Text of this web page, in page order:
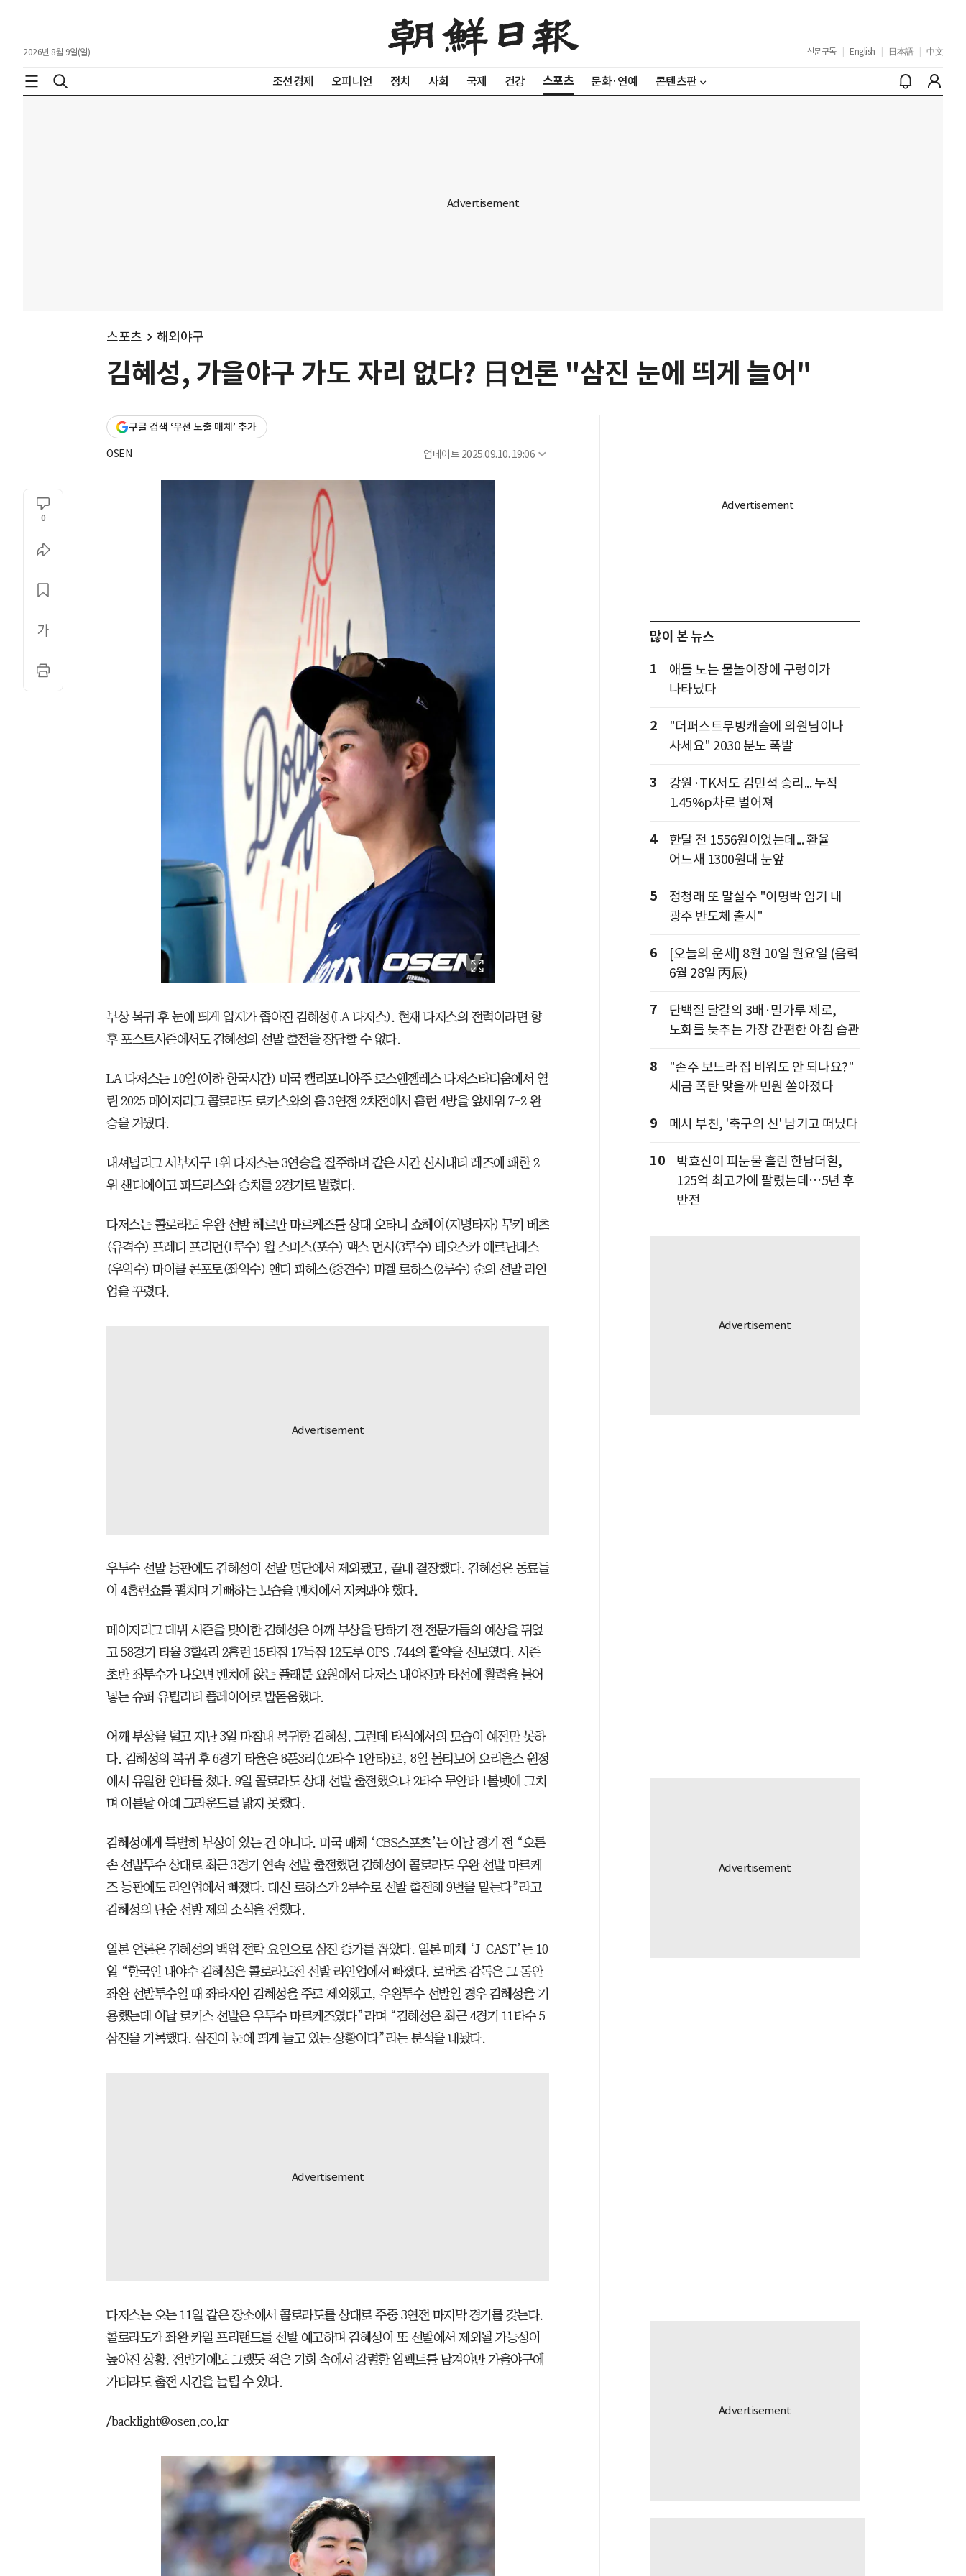
2026년 8월 9일(일) 신문구독 English 日本語 中文
조선경제 오피니언 정치 사회 국제 건강 스포츠 문화·연예 콘텐츠판
스포츠 해외야구
김혜성, 가을야구 가도 자리 없다? 日언론 "삼진 눈에 띄게 늘어"
구글 검색 ‘우선 노출 매체’ 추가
OSEN 업데이트 2025.09.10. 19:06
0
부상 복귀 후 눈에 띄게 입지가 좁아진 김혜성(LA 다저스). 현재 다저스의 전력이라면 향
후 포스트시즌에서도 김혜성의 선발 출전을 장담할 수 없다.
LA 다저스는 10일(이하 한국시간) 미국 캘리포니아주 로스앤젤레스 다저스타디움에서 열
린 2025 메이저리그 콜로라도 로키스와의 홈 3연전 2차전에서 홈런 4방을 앞세워 7-2 완
승을 거뒀다.
내셔널리그 서부지구 1위 다저스는 3연승을 질주하며 같은 시간 신시내티 레즈에 패한 2
위 샌디에이고 파드리스와 승차를 2경기로 벌렸다.
다저스는 콜로라도 우완 선발 헤르만 마르케즈를 상대 오타니 쇼헤이(지명타자) 무키 베츠
(유격수) 프레디 프리먼(1루수) 윌 스미스(포수) 맥스 먼시(3루수) 테오스카 에르난데스
(우익수) 마이클 콘포토(좌익수) 앤디 파헤스(중견수) 미겔 로하스(2루수) 순의 선발 라인
업을 꾸렸다.
우투수 선발 등판에도 김혜성이 선발 명단에서 제외됐고, 끝내 결장했다. 김혜성은 동료들
이 4홈런쇼를 펼치며 기뻐하는 모습을 벤치에서 지켜봐야 했다.
메이저리그 데뷔 시즌을 맞이한 김혜성은 어깨 부상을 당하기 전 전문가들의 예상을 뒤엎
고 58경기 타율 3할4리 2홈런 15타점 17득점 12도루 OPS .744의 활약을 선보였다. 시즌
초반 좌투수가 나오면 벤치에 앉는 플래툰 요원에서 다저스 내야진과 타선에 활력을 불어
넣는 슈퍼 유틸리티 플레이어로 발돋움했다.
어깨 부상을 털고 지난 3일 마침내 복귀한 김혜성. 그런데 타석에서의 모습이 예전만 못하
다. 김혜성의 복귀 후 6경기 타율은 8푼3리(12타수 1안타)로, 8일 볼티모어 오리올스 원정
에서 유일한 안타를 쳤다. 9일 콜로라도 상대 선발 출전했으나 2타수 무안타 1볼넷에 그치
며 이튿날 아예 그라운드를 밟지 못했다.
김혜성에게 특별히 부상이 있는 건 아니다. 미국 매체 ‘CBS스포츠’는 이날 경기 전 “오른
손 선발투수 상대로 최근 3경기 연속 선발 출전했던 김혜성이 콜로라도 우완 선발 마르케
즈 등판에도 라인업에서 빠졌다. 대신 로하스가 2루수로 선발 출전해 9번을 맡는다”라고
김혜성의 단순 선발 제외 소식을 전했다.
일본 언론은 김혜성의 백업 전락 요인으로 삼진 증가를 꼽았다. 일본 매체 ‘J-CAST’는 10
일 “한국인 내야수 김혜성은 콜로라도전 선발 라인업에서 빠졌다. 로버츠 감독은 그 동안
좌완 선발투수일 때 좌타자인 김혜성을 주로 제외했고, 우완투수 선발일 경우 김혜성을 기
용했는데 이날 로키스 선발은 우투수 마르케즈였다”라며 “김혜성은 최근 4경기 11타수 5
삼진을 기록했다. 삼진이 눈에 띄게 늘고 있는 상황이다”라는 분석을 내놨다.
다저스는 오는 11일 같은 장소에서 콜로라도를 상대로 주중 3연전 마지막 경기를 갖는다.
콜로라도가 좌완 카일 프리랜드를 선발 예고하며 김혜성이 또 선발에서 제외될 가능성이
높아진 상황. 전반기에도 그랬듯 적은 기회 속에서 강렬한 임팩트를 남겨야만 가을야구에
가더라도 출전 시간을 늘릴 수 있다.
/backlight@osen.co.kr
많이 본 뉴스
1
애들 노는 물놀이장에 구렁이가
나타났다
2
"더퍼스트무빙캐슬에 의원님이나
사세요" 2030 분노 폭발
3
강원·TK서도 김민석 승리... 누적
1.45%p차로 벌어져
4
한달 전 1556원이었는데... 환율
어느새 1300원대 눈앞
5
정청래 또 말실수 "이명박 임기 내
광주 반도체 출시"
6
[오늘의 운세] 8월 10일 월요일 (음력
6월 28일 丙辰)
7
단백질 달걀의 3배·밀가루 제로,
노화를 늦추는 가장 간편한 아침 습관
8
"손주 보느라 집 비워도 안 되나요?"
세금 폭탄 맞을까 민원 쏟아졌다
9 메시 부친, '축구의 신' 남기고 떠났다
10
박효신이 피눈물 흘린 한남더힐,
125억 최고가에 팔렸는데…5년 후
반전